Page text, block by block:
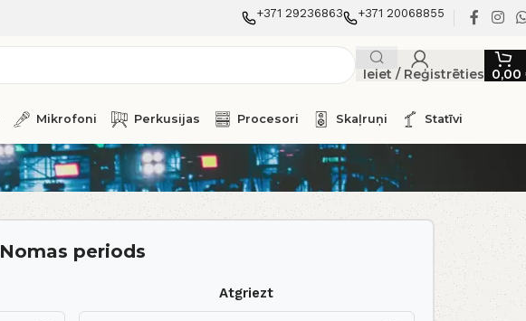
+371 29236863 +371 20068855
Ieiet / Reģistrēties 0,00
Mikrofoni Perkusijas Procesori Skaļruņi Statīvi
Nomas periods
Atgriezt